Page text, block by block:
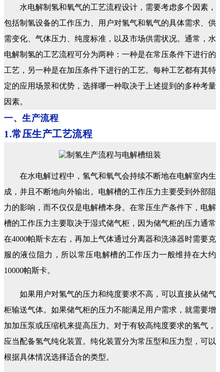
水电解制氢和氧气的工艺流程设计，需要考虑多个因素，
包括制氢设备的工作压力、用户对氢气和氧气的具体需求、供
需变化、气体压力、纯度标准，以及市场供需状况。通常，水
电解制氢的工艺流程可分为两种：一种是在常压条件下进行的
工艺，另一种是在加压条件下进行的工艺。每种工艺都有其特
定的应用场景和优势，选择哪一种取决于上述提到的多种考量
因素。
一、生产流程
1.常压生产工艺流程
在水电解过程中，氢气和氧气会持续不断地在电解室内生
成，并且不断地向外输出。电解槽的工作压力主要受到外部阻
力的影响，而不仅仅是电解槽本身。在常压生产条件下，电解
槽的工作压力主要取决于湿式储气柜，因为储气柜的压力通常
在4000帕斯卡左右，再加上气体通过分离器和洗涤器时需要克
服的液位阻力，所以常压电解槽的工作压力一般维持在大约
10000帕斯卡。
如果用户对氢气的压力和纯度要求不高，可以直接从储气
柜输送气体。如果储气柜的压力不能满足用户需求，就需要增
加加压泵或压缩机来提高压力。对于有较高纯度要求的氢气，
应当配备氢气纯化装置。纯化装置分为常压型和压力型，可以
根据具体情况选择适合的类型。